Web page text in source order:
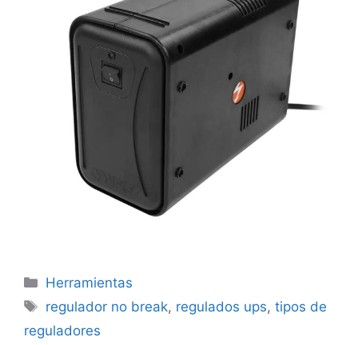
Categorías
Herramientas
Etiquetas
regulador no break, regulados ups,tipos de
reguladores